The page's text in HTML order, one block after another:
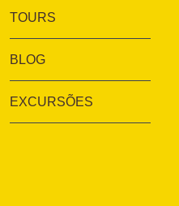
TOURS
BLOG
EXCURSÕES